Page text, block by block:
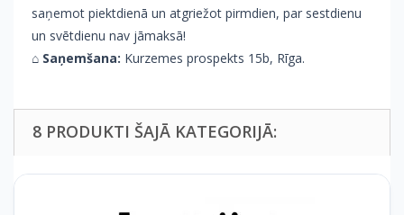
saņemot piektdienā un atgriežot pirmdien, par sestdienu
un svētdienu nav jāmaksā!
⌂ Saņemšana: Kurzemes prospekts 15b, Rīga.
8 PRODUKTI ŠAJĀ KATEGORIJĀ: